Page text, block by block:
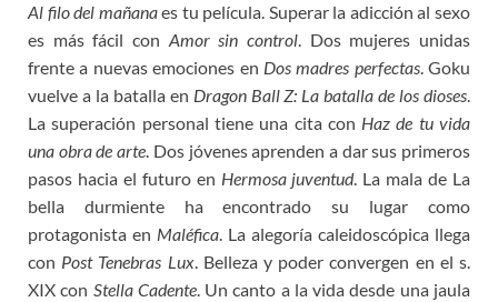
b
o
o
k
t
e
r
o
d
o
n
L
n
k
a
m
e
e
r
e
s
t
Al filo del mañanaes tu película. Superar la adicción al sexo
es más fácil con Amor sin control. Dos mujeres unidas
frente a nuevas emociones en Dos madres perfectas. Goku
vuelve a la batalla en Dragon Ball Z: La batalla de los dioses.
La superación personal tiene una cita con Haz de tu vida
una obra de arte. Dos jóvenes aprenden a dar sus primeros
pasos hacia el futuro en Hermosa juventud. La mala de La
bella durmiente ha encontrado su lugar como
protagonista en Maléfica. La alegoría caleidoscópica llega
con Post Tenebras Lux. Belleza y poder convergen en el s.
XIX con Stella Cadente. Un canto a la vida desde una jaula